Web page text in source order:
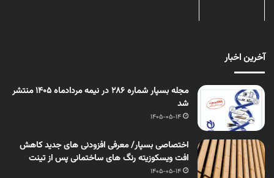
آخرین اخبار
مجله بسپار شماره 286 در نیمه مردادماه 1405 منتشر
شد
1405-05-14
اختصاصی بسپار/ معرفی افزودنی های جدید کاهش
افت ویسکوزیته رنگ های ساختمانی پس از تینت
1405-05-14